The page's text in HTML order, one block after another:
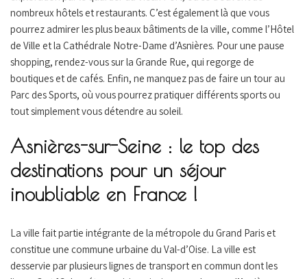
nombreux hôtels et restaurants. C’est également là que vous
pourrez admirer les plus beaux bâtiments de la ville, comme l’Hôtel
de Ville et la Cathédrale Notre-Dame d’Asnières. Pour une pause
shopping, rendez-vous sur la Grande Rue, qui regorge de
boutiques et de cafés. Enfin, ne manquez pas de faire un tour au
Parc des Sports, où vous pourrez pratiquer différents sports ou
tout simplement vous détendre au soleil.
Asnières-sur-Seine : le top des
destinations pour un séjour
inoubliable en France !
La ville fait partie intégrante de la métropole du Grand Paris et
constitue une commune urbaine du Val-d’Oise. La ville est
desservie par plusieurs lignes de transport en commun dont les